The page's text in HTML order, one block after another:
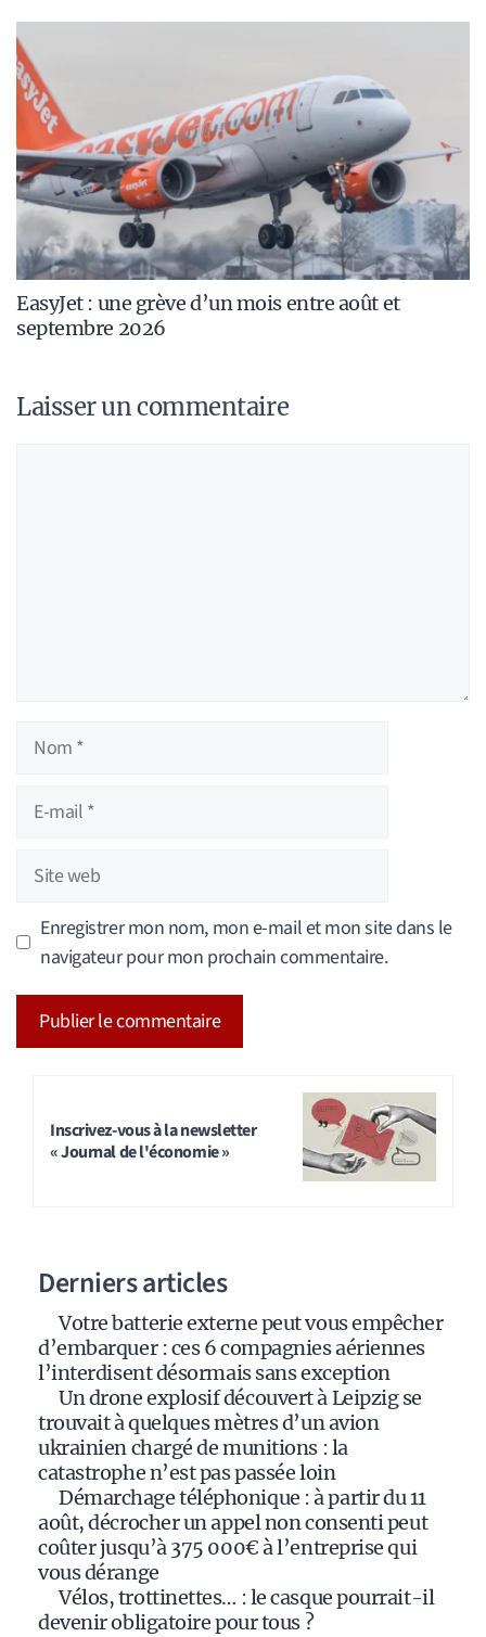
EasyJet : une grève d’un mois entre août et
septembre 2026
Laisser un commentaire
Nom
Site
web
Enregistrer mon nom, mon e-mail et mon site dans le
navigateur pour mon prochain commentaire.
Inscrivez-vous à la newsletter
« Journal de l'économie »
Derniers articles
Votre batterie externe peut vous empêcher
d’embarquer : ces 6 compagnies aériennes
l’interdisent désormais sans exception
Un drone explosif découvert à Leipzig se
trouvait à quelques mètres d’un avion
ukrainien chargé de munitions : la
catastrophe n’est pas passée loin
Démarchage téléphonique : à partir du 11
août, décrocher un appel non consenti peut
coûter jusqu’à 375 000€ à l’entreprise qui
vous dérange
Vélos, trottinettes… : le casque pourrait-il
devenir obligatoire pour tous ?